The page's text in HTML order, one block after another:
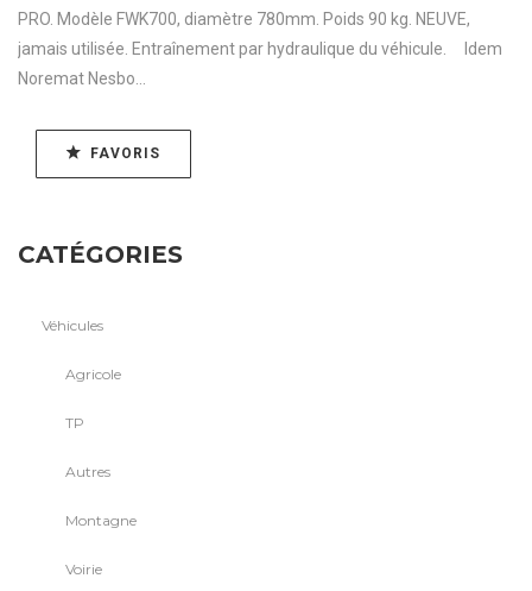
PRO. Modèle FWK700, diamètre 780mm. Poids 90 kg. NEUVE,
jamais utilisée. Entraînement par hydraulique du véhicule. Idem
Noremat Nesbo...
FAVORIS
CATÉGORIES
Véhicules
Agricole
TP
Autres
Montagne
Voirie